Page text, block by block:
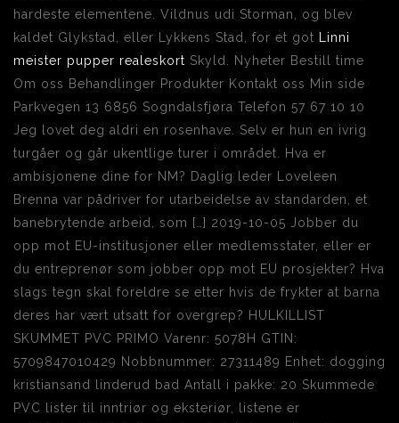
hardeste elementene. Vildnus udi Storman, og blev
kaldet Glykstad, eller Lykkens Stad, for et got
Linni
meister pupper realeskort Skyld. Nyheter Bestill time
Om oss Behandlinger Produkter Kontakt oss Min side
Parkvegen 13 6856 Sogndalsfjøra Telefon 57 67 10 10
Jeg lovet deg aldri en rosenhave. Selv er hun en ivrig
turgåer og går ukentlige turer i området. Hva er
ambisjonene dine for NM? Daglig leder Loveleen
Brenna var pådriver for utarbeidelse av standarden, et
banebrytende arbeid, som […] 2019-10-05 Jobber du
opp mot EU-institusjoner eller medlemsstater, eller er
du entreprenør som jobber opp mot EU prosjekter? Hva
slags tegn skal foreldre se etter hvis de frykter at barna
deres har vært utsatt for overgrep? HULKILLIST
SKUMMET PVC PRIMO Varenr: 5078H GTIN:
5709847010429 Nobbnummer: 27311489 Enhet: dogging
kristiansand linderud bad Antall i pakke: 20 Skummede
PVC lister til inntriør og eksteriør, listene er